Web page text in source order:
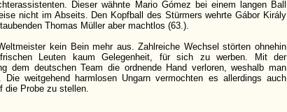
Dieser wähnte Mario Gómez bei einem langen Ball
nicht im Abseits. Den Kopfball des Stürmers wehrte Gábor Király
Thomas Müller aber machtlos (63.).
kein Bein mehr aus. Zahlreiche Wechsel störten ohnehin
Leuten kaum Gelegenheit, für sich zu werben. Mit der
dem deutschen Team die ordnende Hand verloren, weshalb man
Die weitgehend harmlosen Ungarn vermochten es allerdings auch
die Probe zu stellen.